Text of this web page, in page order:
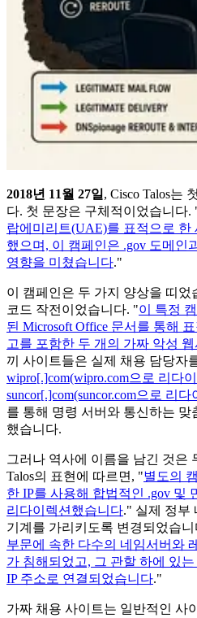
2018년 11월 27일 , Cisco Talos는
다. 첫 문장은 구체적이었습니다.
랍에미리트(UAE)를 표적으로 한
했으며, 이 캠페인은 .gov 도메인
영향을 미쳤습니다."
이 캠페인은 두 가지 양상을 띠었
코드 작전이었습니다. "이 특정
된 Microsoft Office 문서를 통해
고를 포함한 두 개의 가짜 악성
끼 사이트들은 실제 채용 담당자
wipro[.]com(wipro.com으로 리다
suncor[.]com(suncor.com으로 리다
를 통해 명령 서버와 통신하는
했습니다.
그러나 역사에 이름을 남긴 것은
Talos의 표현에 따르면, "별도의
한 IP를 사용해 합법적인 .gov 및
리다이렉션했습니다." 실제 정부
기계를 가리키도록 변경되었습니
부문에 속한 다수의 네임서버와
가 침해되었고, 그 관할 하에 있
IP 주소로 연결되었습니다."
가짜 채용 사이트는 일반적인 사